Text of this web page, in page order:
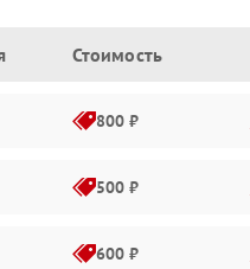
Стоимость
800 ₽
500 ₽
600 ₽